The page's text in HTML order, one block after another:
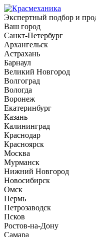
Экспертный подбор и
Ваш город
Санкт-Петербург
Архангельск
Астрахань
Барнаул
Великий Новгород
Волгоград
Вологда
Воронеж
Екатеринбург
Казань
Калининград
Краснодар
Красноярск
Москва
Мурманск
Нижний Новгород
Новосибирск
Омск
Пермь
Петрозаводск
Псков
Ростов-на-Дону
Самара